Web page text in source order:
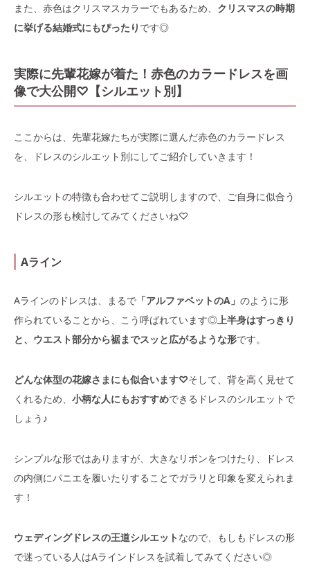
また、赤色はクリスマスカラーでもあるため、 クリスマスの時期
に挙げる結婚式にもぴったり です◎
実際に先輩花嫁が着た！赤色のカラードレスを画
像で大公開♡【シルエット別】
ここからは、先輩花嫁たちが実際に選んだ赤色のカラードレス
を、ドレスのシルエット別にしてご紹介していきます！
シルエットの特徴も合わせてご説明しますので、ご自身に似合う
ドレスの形も検討してみてくださいね♡
Aライン
Aラインのドレスは、まるで 「アルファベットのA」 のように形
作られていることから、こう呼ばれています◎上半身はすっきり
と、ウエスト部分から裾までスッと広がるような形です。
どんな体型の花嫁さまにも似合います♡そして、背を高く見せて
くれるため、 小柄な人にもおすすめできるドレスのシルエットで
しょう♪
シンプルな形ではありますが、大きなリボンをつけたり、ドレス
の内側にパニエを履いたりすることでガラリと印象を変えられま
す！
ウェディングドレスの王道シルエット なので、もしもドレスの形
で迷っている人はAラインドレスを試着してみてください◎